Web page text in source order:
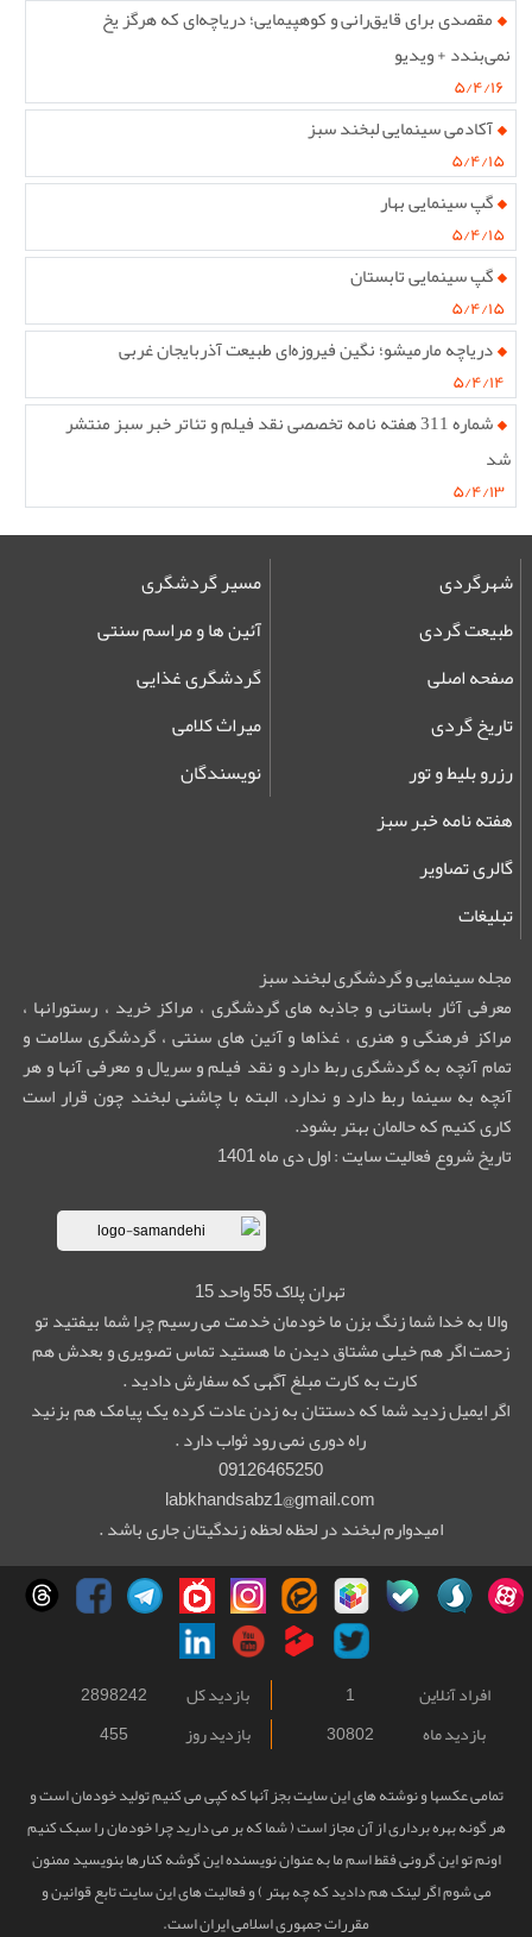
مقصدی برای قایق‌رانی و کوهپیمایی؛ دریاچه‌ای که هرگز یخ
نمی‌بندد + ویدیو
۵/۴/۱۶
آکادمی سینمایی لبخند سبز
۵/۴/۱۵
گپ سینمایی بهار
۵/۴/۱۵
گپ سینمایی تابستان
۵/۴/۱۵
دریاچه مارمیشو؛ نگین فیروزه‌ای طبیعت آذربایجان غربی
۵/۴/۱۴
شماره 311 هفته نامه تخصصی نقد فیلم و تئاتر خبر سبز منتشر
شد
۵/۴/۱۳
شهرگردی
طبیعت گردی
صفحه اصلی
تاریخ گردی
مسیر گردشگری
آئین ها و مراسم سنتی
گردشگری غذایی
میراث کلامی
رزرو بلیط و تور
هفته نامه خبر سبز
گالری تصاویر
تبلیغات
نویسندگان
مجله سینمایی و گردشگری لبخند سبز
معرفی آثار باستانی و جاذبه های گردشگری ، مراکز خرید ، رستورانها ،
مراکز فرهنگی و هنری ، غذاها و آئین های سنتی ، گردشگری سلامت و
تمام آنچه به گردشگری ربط دارد و نقد فیلم و سریال و معرفی آنها و هر
آنچه به سینما ربط دارد و ندارد، البته با چاشنی لبخند چون قرار است
کاری کنیم که حالمان بهتر بشود.
تاریخ شروع فعالیت سایت : اول دی ماه 1401
تهران پلاک 55 واحد 15
والا به خدا شما زنگ بزن ما خودمان خدمت می رسیم چرا شما بیفتید تو
زحمت اگر هم خیلی مشتاق دیدن ما هستید تماس تصویری و بعدش هم
کارت به کارت مبلغ آگهی که سفارش دادید .
اگر ایمیل زدید شما که دستتان به زدن عادت کرده یک پیامک هم بزنید
راه دوری نمی رود ثواب دارد .
09126465250
labkhandsabz1@gmail.com
امیدوارم لبخند در لحظه لحظه زندگیتان جاری باشد .
افراد آنلاین 1 بازدید کل
2898242
بازدید ماه
30802 بازدید روز 455
تمامی عکسها و نوشته های این سایت بجز آنها که کپی می کنیم تولید خودمان است و
هر گونه بهره برداری از آن مجاز است ( شما که بر می دارید چرا خودمان را سبک کنیم
اونم تو این گرونی فقط اسم ما به عنوان نویسنده این گوشه کنارها بنویسید ممنون
می شوم اگر لینک هم دادید که چه بهتر ) و فعالیت های این سایت تابع قوانین و
مقررات جمهوری اسلامی ایران است.